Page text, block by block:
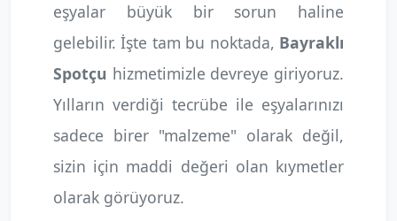
eşyalar büyük bir sorun haline
gelebilir. İşte tam bu noktada, Bayraklı
Spotçu hizmetimizle devreye giriyoruz.
Yılların verdiği tecrübe ile eşyalarınızı
sadece birer "malzeme" olarak değil,
sizin için maddi değeri olan kıymetler
olarak görüyoruz.